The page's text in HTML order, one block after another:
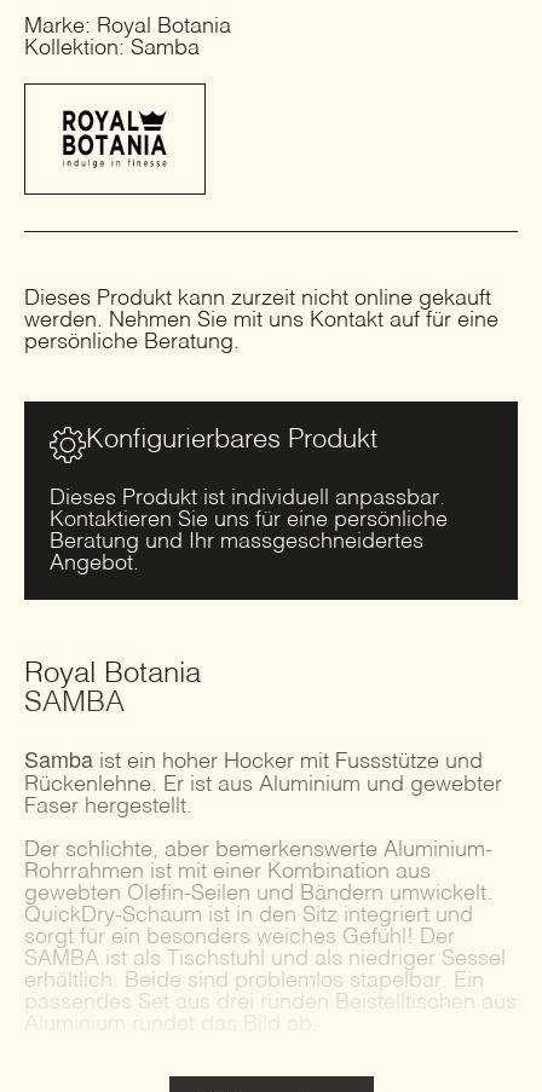
Marke: Royal Botania
Kollektion: Samba
Dieses Produkt kann zurzeit nicht online gekauft
werden. Nehmen Sie mit uns Kontakt auf für eine
persönliche Beratung.
Konfigurierbares Produkt
Dieses Produkt ist individuell anpassbar.
Kontaktieren Sie uns für eine persönliche
Beratung und Ihr massgeschneidertes
Angebot.
Royal Botania
SAMBA
Samba ist ein hoher Hocker mit Fussstütze und
Rückenlehne. Er ist aus Aluminium und gewebter
Faser hergestellt.
Der schlichte, aber bemerkenswerte Aluminium-
Rohrrahmen ist mit einer Kombination aus
gewebten Olefin-Seilen und Bändern umwickelt.
QuickDry-Schaum ist in den Sitz integriert und
sorgt für ein besonders weiches Gefühl! Der
SAMBA ist als Tischstuhl und als niedriger Sessel
erhältlich. Beide sind problemlos stapelbar. Ein
passendes Set aus drei runden Beistelltischen aus